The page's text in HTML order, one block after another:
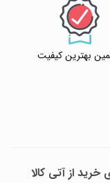
بهترین کیفیت
خرید از آتی کالا